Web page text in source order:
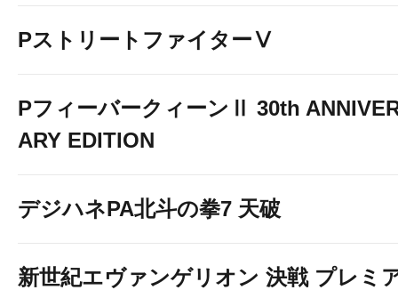
PストリートファイターⅤ
PフィーバークィーンⅡ 30th
ARY EDITION
デジハネPA北斗の拳7 天破
新世紀エヴァンゲリオン 決戦 プレミ